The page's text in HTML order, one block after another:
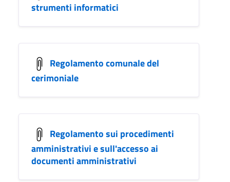
strumenti informatici
Regolamento comunale del
cerimoniale
Regolamento sui procedimenti
amministrativi e sull'accesso ai
documenti amministrativi